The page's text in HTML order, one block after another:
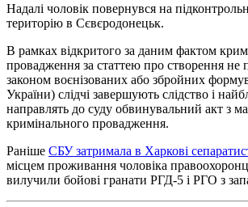
Надалі чоловік повернувся на
територію в Сєвєродонецьк.
В рамках відкритого за даним фактом
провадження за статтею про створення не
законом воєнізованих або збройних
України) слідчі завершують слідство і
направлять до суду обвинувальний акт з
кримінального провадження.
Раніше СБУ затримала в Харкові
місцем проживання чоловіка
вилучили бойові гранати РГД-5 і РГО з